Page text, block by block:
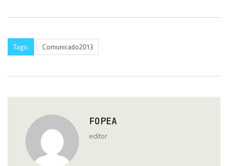
Tags: Comunicado2013
FOPEA
editor